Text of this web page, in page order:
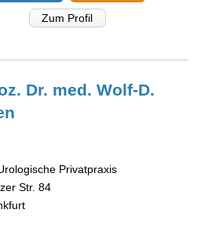
Zum Profil
Dr. med. Wolf-D.
Privatpraxis
Str. 84